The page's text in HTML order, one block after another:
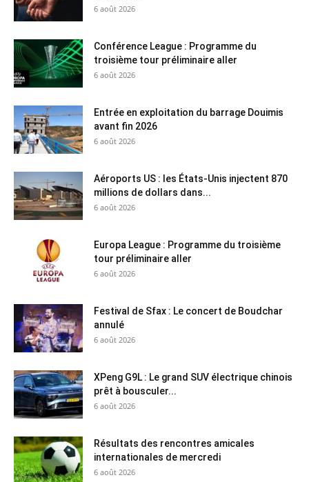
6 août 2026
Conférence League : Programme du
troisième tour préliminaire aller
6 août 2026
Entrée en exploitation du barrage Douimis
avant fin 2026
6 août 2026
Aéroports US : les États-Unis injectent 870
millions de dollars dans...
6 août 2026
Europa League : Programme du troisième
tour préliminaire aller
6 août 2026
Festival de Sfax : Le concert de Boudchar
annulé
6 août 2026
XPeng G9L : Le grand SUV électrique chinois
prêt à bousculer...
6 août 2026
Résultats des rencontres amicales
internationales de mercredi
6 août 2026